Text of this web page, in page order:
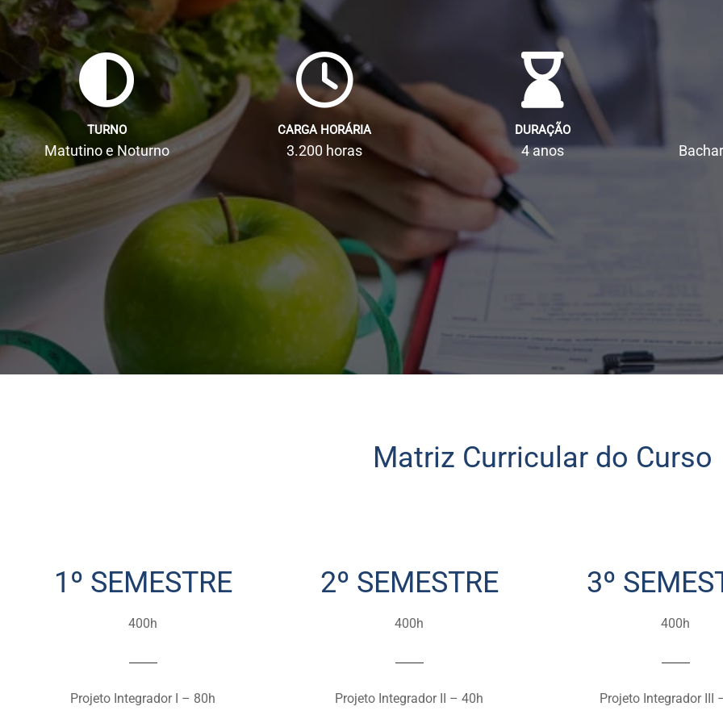
TURNO
Matutino e Noturno
CARGA HORÁRIA
3.200 horas
DURAÇÃO
4 anos
Matriz Curricular do Curso
1º SEMESTRE
400h
Projeto Integrador I – 80h
2º SEMESTRE
400h
Projeto Integrador II – 40h
3º
400h
Projeto Integrador III